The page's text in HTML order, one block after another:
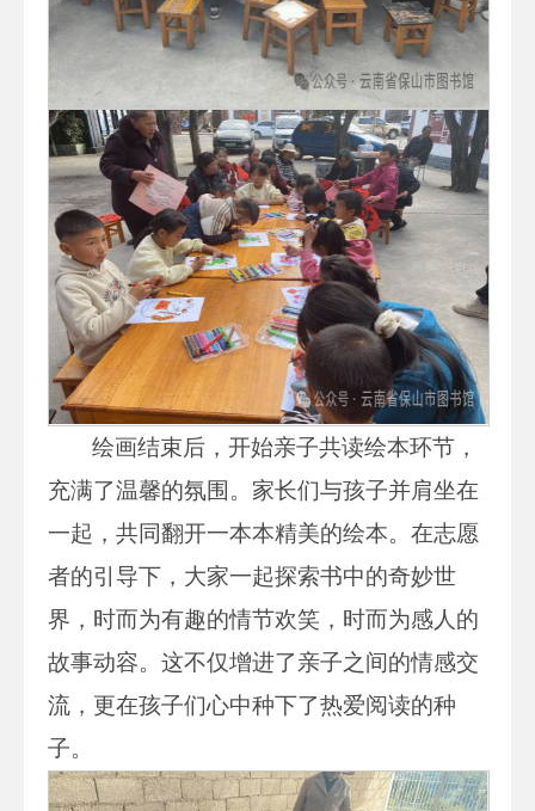
绘画结束后，开始亲子共读绘本环节，
充满了温馨的氛围。家长们与孩子并肩坐在
一起，共同翻开一本本精美的绘本。在志愿
者的引导下，大家一起探索书中的奇妙世
界，时而为有趣的情节欢笑，时而为感人的
故事动容。这不仅增进了亲子之间的情感交
流，更在孩子们心中种下了热爱阅读的种
子。